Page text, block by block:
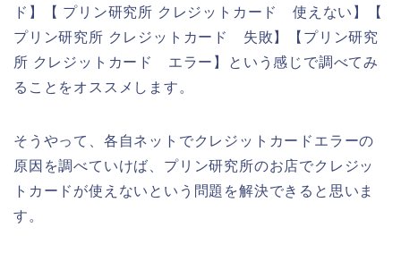
ド】【 プリン研究所 クレジットカード 使えない】【
プリン研究所 クレジットカード 失敗】【プリン研究
所 クレジットカード エラー】という感じで調べてみ
ることをオススメします。
そうやって、各自ネットでクレジットカードエラーの
原因を調べていけば、プリン研究所のお店でクレジッ
トカードが使えないという問題を解決できると思いま
す。